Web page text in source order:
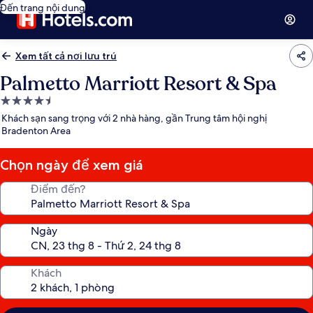
Đến trang nội dung
Xem tất cả nơi lưu trú
Palmetto Marriott Resort & Spa
Nơi
lưu
trú
4.5
sao
Khách sạn sang trọng với 2 nhà hàng, gần Trung tâm hội nghị
Bradenton Area
Chọn ngày để xem giá
Điểm đến?
Ngày
Khách